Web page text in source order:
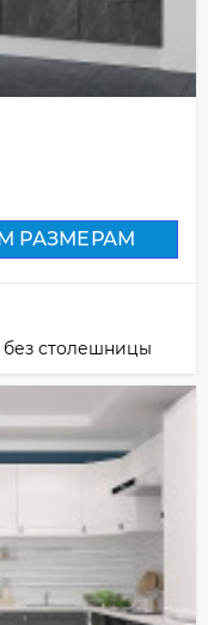
РАЗМЕРАМ
без столешницы